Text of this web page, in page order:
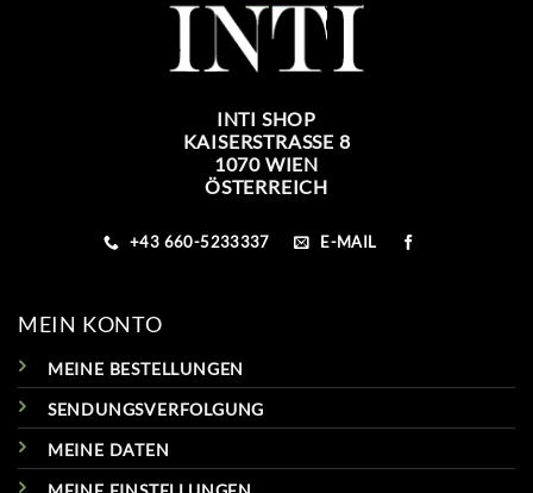
INTI SHOP
KAISERSTRASSE 8
1070 WIEN
ÖSTERREICH
+43 660-5233337 E-MAIL
MEIN KONTO
MEINE BESTELLUNGEN
SENDUNGSVERFOLGUNG
MEINE DATEN